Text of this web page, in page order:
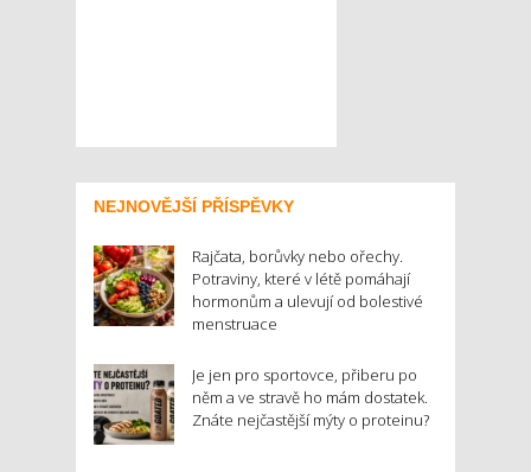
NEJNOVĚJŠÍ PŘÍSPĚVKY
Rajčata, borůvky nebo ořechy.
Potraviny, které v létě pomáhají
hormonům a ulevují od bolestivé
menstruace
Je jen pro sportovce, přiberu po
něm a ve stravě ho mám dostatek.
Znáte nejčastější mýty o proteinu?